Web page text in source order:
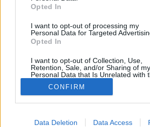
Opted In
I want to opt-out of processing my
Personal Data for Targeted
Opted In
I want to opt-out of Collection, Use,
Retention, Sale, and/or Sharing of my
Personal Data that Is Unrelated with
Purposes for which it was collected.
Opted Out
CONFIRM
Data Deletion Data Access